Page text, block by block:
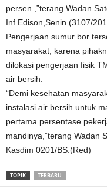
persen ,”terang Wadan
Inf Edison,Senin (3107/
Pengerjaan sumur bor
masyarakat, karena
dilokasi pengerjaan fisik
air bersih.
“Demi kesehatan
instalasi air bersih untuk
pertama persentase
mandinya,”terang Wadan
Kasdim 0201/BS.(Red)
TOPIK TERBARU